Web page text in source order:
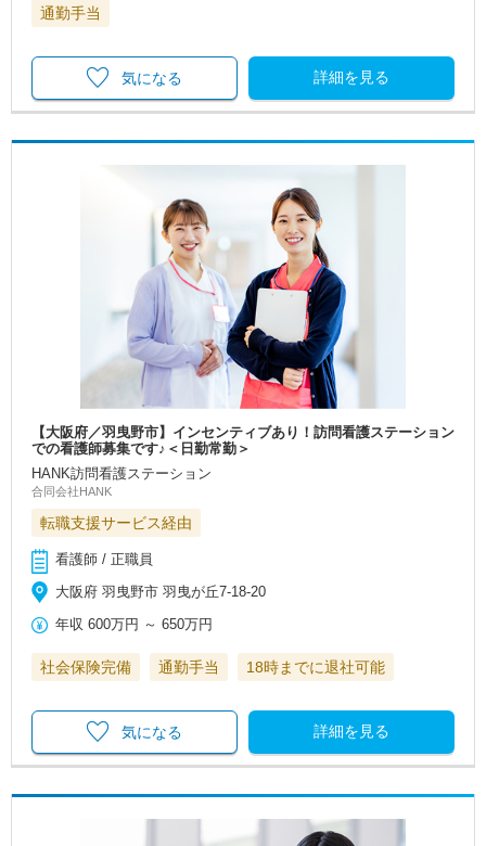
通勤手当
詳細を見る
気になる
【大阪府／羽曳野市】インセンティブあり！訪問看護ステーション
での看護師募集です♪＜日勤常勤＞
HANK訪問看護ステーション
合同会社HANK
転職支援サービス経由
看護師 / 正職員
大阪府 羽曳野市 羽曳が丘7-18-20
年収 600万円 ～650万円
社会保険完備 通勤手当 18時までに退社可能
詳細を見る
気になる